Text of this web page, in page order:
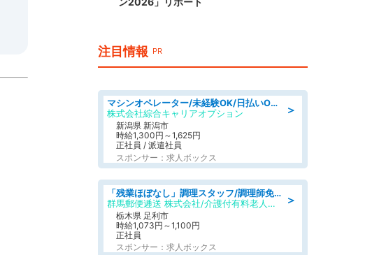
注目情報 PR
＞
マシンオペレーター/未経験OK/日払いOK/寮費無料/交替制/20・30・40代活躍中
株式会社綜合キャリアオプション
新潟県 新潟市
時給1,300円～1,625円
正社員 / 派遣社員
スポンサー：求人ボックス
＞
「残業ほぼなし」調理スタッフ/調理師免許必須/正職員/日勤のみ/介護付き有料老人ホーム/社会保障完備
群馬郵便逓送 株式会社/介護付有料老人ホーム ふる里
栃木県 足利市
時給1,073円～1,100円
正社員
スポンサー：求人ボックス